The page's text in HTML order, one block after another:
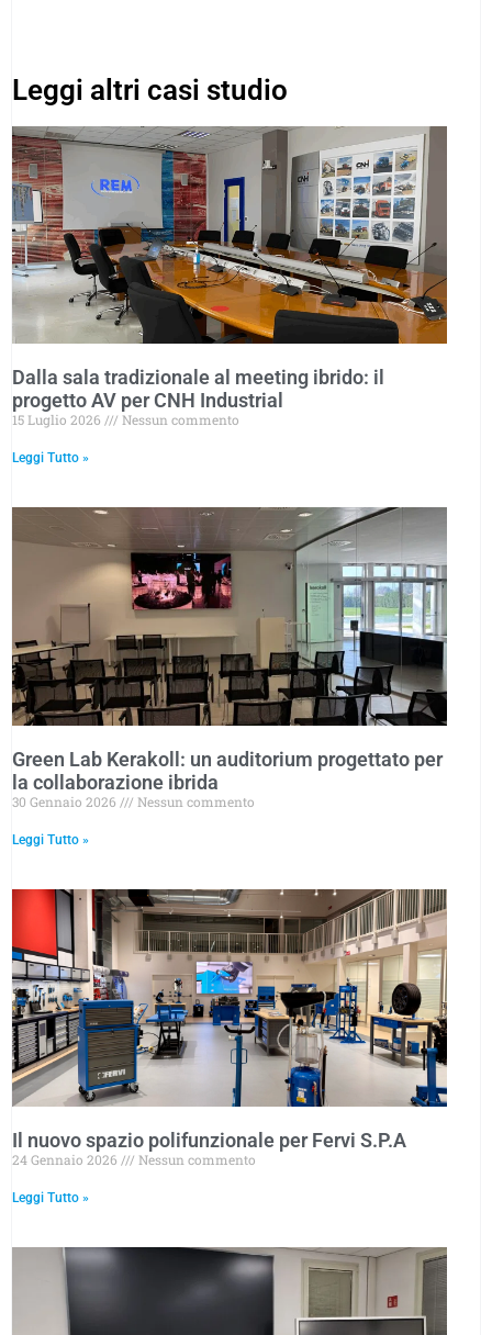
Leggi altri casi studio
Dalla sala tradizionale al meeting ibrido: il
progetto AV per CNH Industrial
15 Luglio 2026 Nessun commento
Leggi Tutto »
Green Lab Kerakoll: un auditorium progettato per
la collaborazione ibrida
30 Gennaio 2026 Nessun commento
Leggi Tutto »
Il nuovo spazio polifunzionale per Fervi S.P.A
24 Gennaio 2026 Nessun commento
Leggi Tutto »